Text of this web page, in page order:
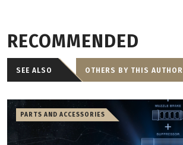
RECOMMENDED
SEE ALSO OTHERS BY THIS AUTHOR
PARTS AND ACCESSORIES